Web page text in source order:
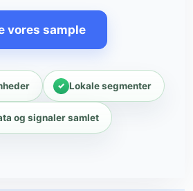
vores sample
Lokale segmenter
og signaler samlet